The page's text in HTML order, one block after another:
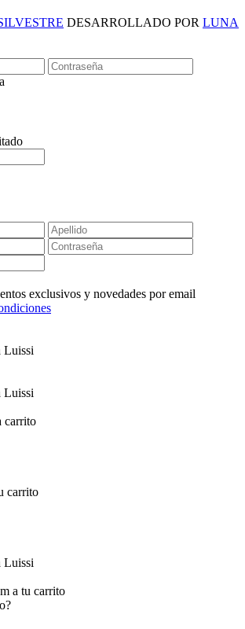
DESARROLLADO POR LUNA
exclusivos y novedades por email
carrito
carrito
a tu carrito